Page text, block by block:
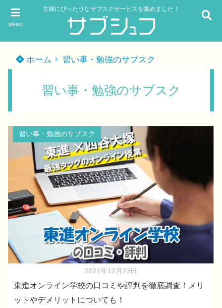
MENU
主婦にぴったりなサブスクサービスを集めました！
ホーム 習い事・勉強のサブスク
習い事・勉強のサブスク
習い事・勉強のサブスク
2021年12月23日
東進オンライン学校の口コミや評判を徹底調査！メリ
ットやデメリットについても！